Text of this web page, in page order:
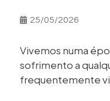
25/05/2026
Vivemos numa
sofrimento a
frequentemente